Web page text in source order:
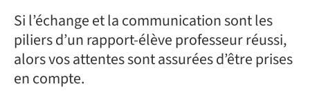
Si l’échange et la communication sont les
piliers d’un rapport-élève professeur réussi,
alors vos attentes sont assurées d’être prises
en compte.